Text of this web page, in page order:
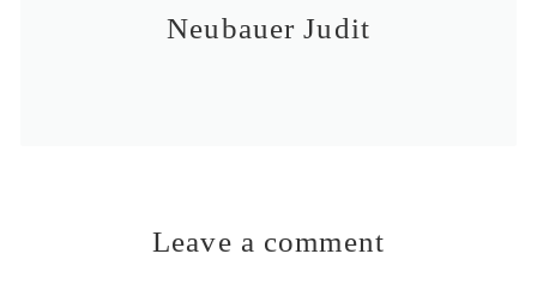
Neubauer Judit
Leave a comment